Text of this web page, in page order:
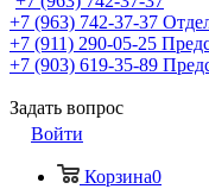
+7 (963) 742-37-37
+7 (911) 290-05-25
+7 (903) 619-35-89
Задать вопрос
Войти
Корзина0